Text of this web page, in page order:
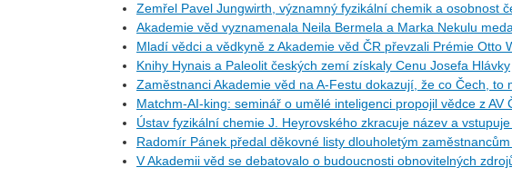
Zemřel Pavel Jungwirth, významný fyzikální chemik a osobnost
Akademie věd vyznamenala Neila Bermela a Marka Nekulu
Mladí vědci a vědkyně z Akademie věd ČR převzali Prémie Otto
Knihy Hynais a Paleolit českých zemí získaly Cenu Josefa Hlávky
Zaměstnanci Akademie věd na A-Festu dokazují, že co Čech, to
Matchm-AI-king: seminář o umělé inteligenci propojil vědce z AV
Ústav fyzikální chemie J. Heyrovského zkracuje název a
Radomír Pánek předal děkovné listy dlouholetým
V Akademii věd se debatovalo o budoucnosti obnovitelných